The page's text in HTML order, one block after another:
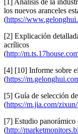
[1] Análisis de la
los nuevos aranceles
(https://
[2] Explicación
acrílicos
(http://
[4] [10] Informe sobre
(https://
[5] Guía de selección
(https://m.jia.com/
[7] Estudio panorámico
(http://